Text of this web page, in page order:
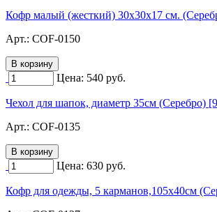
Кофр малый (жесткий) 30х30х17 см.
Арт.: COF-0150
Цена: 540 руб.
Чехол для шапок, диаметр 35см (Серебро)
Арт.: COF-0135
Цена: 630 руб.
Кофр для одежды, 5 карманов,105х40см